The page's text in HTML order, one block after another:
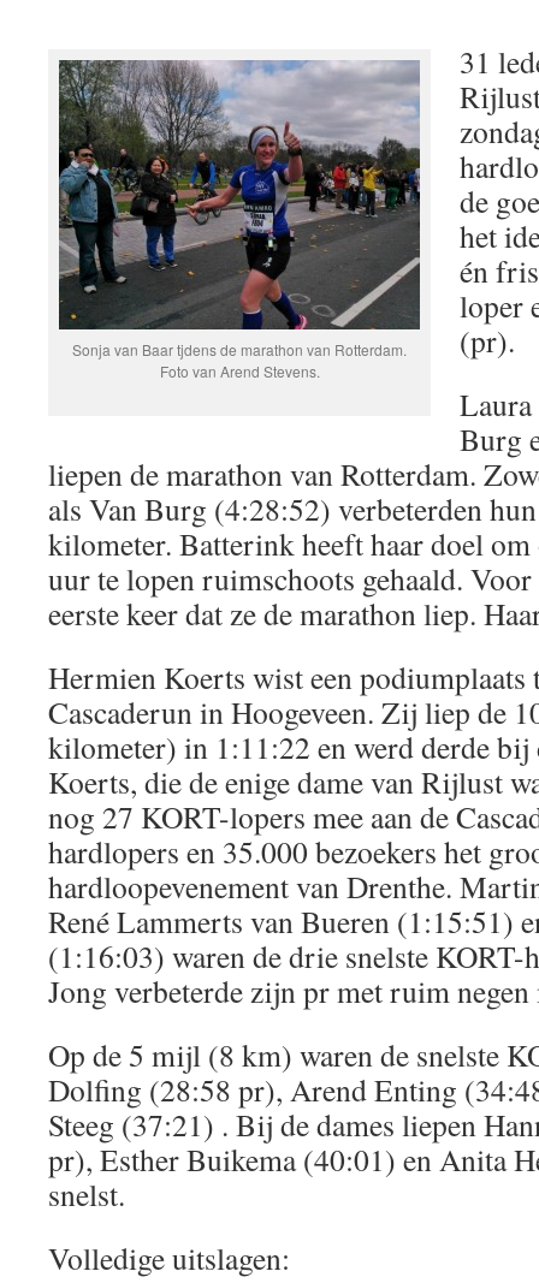
Sonja van Baar tjdens de marathon van Rotterdam.
Foto van Arend Stevens.
31
de
het
én
loper
(pr).
Burg
liepen de marathon van Rotterdam.
als Van Burg (4:28:52) verbeterden
kilometer. Batterink heeft haar doel
uur te lopen ruimschoots gehaald. Voor
eerste keer dat ze de marathon liep.
Hermien Koerts wist een podiumplaats
Cascaderun in Hoogeveen. Zij liep de
kilometer) in 1:11:22 en werd derde bij
Koerts, die de enige dame van Rijlust
nog 27 KORT-lopers mee aan de
hardlopers en 35.000 bezoekers het
hardloopevenement van Drenthe.
René Lammerts van Bueren (1:15:51)
(1:16:03) waren de drie snelste
Jong verbeterde zijn pr met ruim
Op de 5 mijl (8 km) waren de snelste
Dolfing (28:58 pr), Arend Enting
Steeg (37:21) . Bij de dames liepen
pr), Esther Buikema (40:01) en Anita
snelst.
Volledige uitslagen: